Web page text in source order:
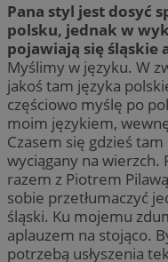
Pana styl jest dosyć
polsku, jednak w
pojawiają się śląskie
Myślimy w języku. W
jakoś tam języka
częściowo myślę po
moim językiem,
Czasem się gdzieś
wyciągany na wierzch.
razem z Piotrem
sobie przetłumaczyć
śląski. Ku mojemu
aplauzem na stojąco.
potrzebą usłyszenia